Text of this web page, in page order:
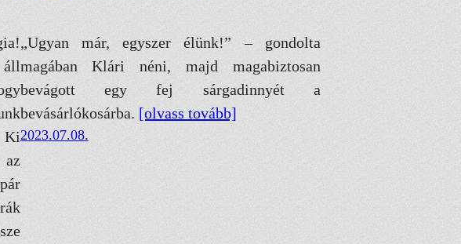
Ki
„Ugyan már, egyszer élünk!” – gondolta
magában Klári néni, majd magabiztosan
bevágott egy fej sárgadinnyét a
bevásárlókosárba. [olvass tovább]
2023.07.08.